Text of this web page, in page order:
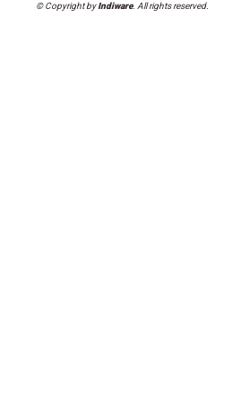
© Copyright byIndiware. All rights reserved.